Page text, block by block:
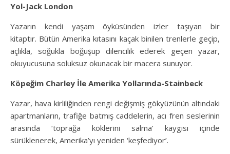
Yol-Jack London
Yazarın kendi yaşam öyküsünden izler taşıyan bir
kitaptır. Bütün Amerika kıtasını kaçak binilen trenlerle geçip,
açlıkla, soğukla boğuşup dilencilik ederek geçen yazar,
okuyucusuna soluksuz okunacak bir macera sunuyor.
Köpeğim Charley İle Amerika Yollarında-Stainbeck
Yazar, hava kirliliğinden rengi değişmiş gökyüzünün altındaki
apartmanların, trafiğe batmış caddelerin, acı fren seslerinin
arasında ‘toprağa köklerini salma’ kaygısı içinde
sürüklenerek, Amerika’yı yeniden ‘keşfediyor’.